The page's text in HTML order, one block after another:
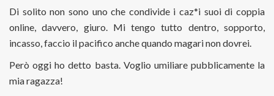
Di solito non sono uno che condivide i caz*i suoi di coppia
online, davvero, giuro. Mi tengo tutto dentro, sopporto,
incasso, faccio il pacifico anche quando magari non dovrei.
Però oggi ho detto basta. Voglio umiliare pubblicamente la
mia ragazza!